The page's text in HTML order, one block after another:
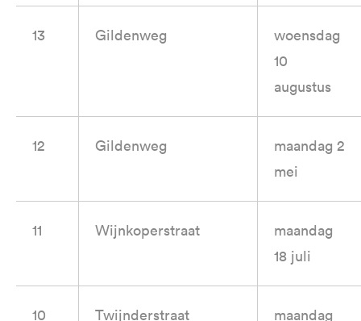
13 Gildenweg
woensdag
10
augustus
12 Gildenweg
maandag 2
mei
11 Wijnkoperstraat
maandag
18 juli
10 Twijnderstraat
maandag